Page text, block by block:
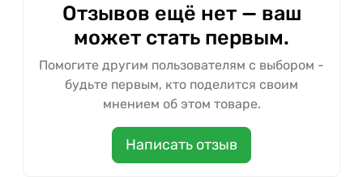
Отзывов ещё нет — ваш
может стать первым.
Помогите другим пользователям с выбором -
будьте первым, кто поделится своим
мнением об этом товаре.
Написать отзыв